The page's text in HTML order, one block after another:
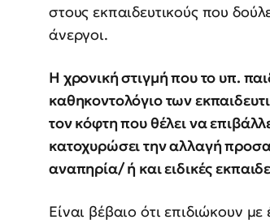
στους εκπαιδευτικούς που
άνεργοι.
Η χρονική στιγμή που το υπ.
καθηκοντολόγιο των
τον κόφτη που θέλει να
κατοχυρώσει την αλλαγή
αναπηρία/ ή και ειδικές
Είναι βέβαιο ότι επιδιώκουν